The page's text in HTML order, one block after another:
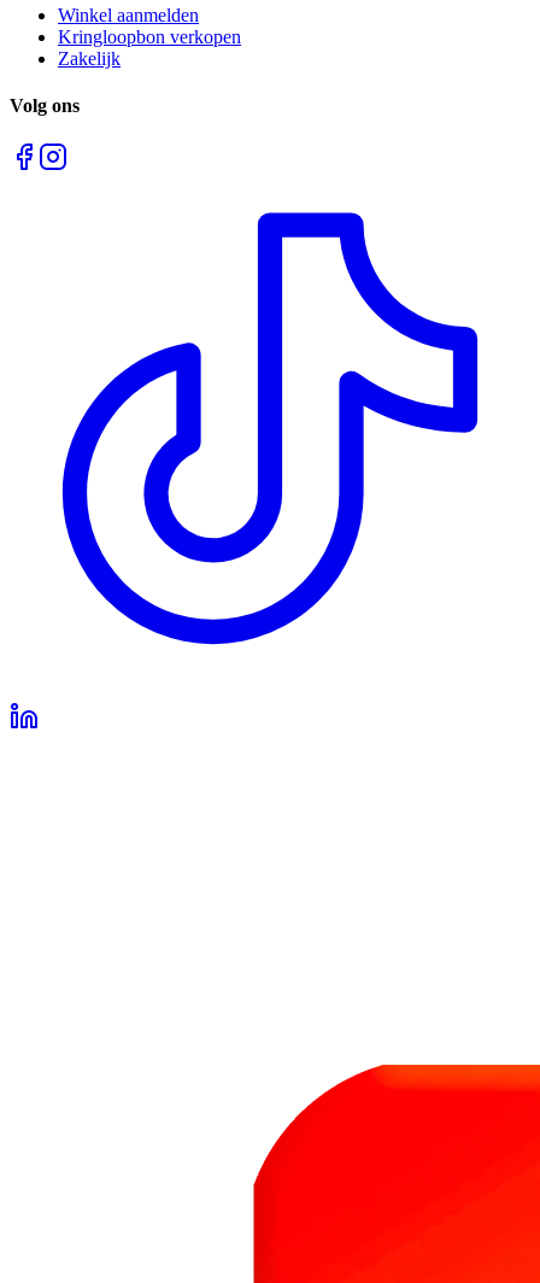
Winkel aanmelden
Kringloopbon verkopen
Zakelijk
Volg ons